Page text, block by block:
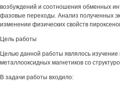
возбуждений и соотношения обменных
фазовые переходы. Анализ полученных
изменении физических свойств
Цель работы
Целью данной работы являлось
металлооксидных магнетиков со
В задачи работы входило: